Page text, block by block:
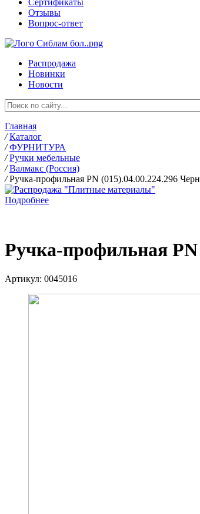
Сертификаты
Отзывы
Вопрос-ответ
Распродажа
Новинки
Новости
Главная
/ Каталог
/ ФУРНИТУРА
/ Ручки мебельные
/ Валмакс (Россия)
/ Ручка-профильная PN (015).04.00.224.296
Подробнее
Ручка-профильная
Артикул: 0045016